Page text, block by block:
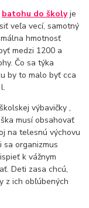
batohu do školyje
veľa vecí, samotný
hmotnosť
medzi 1200 a
Čo sa týka
by to malo byť cca
výbavičky ,
musí obsahovať
na telesnú výchovu
sa organizmus
k vážnym
Deti zasa chcú,
z ich obľúbených